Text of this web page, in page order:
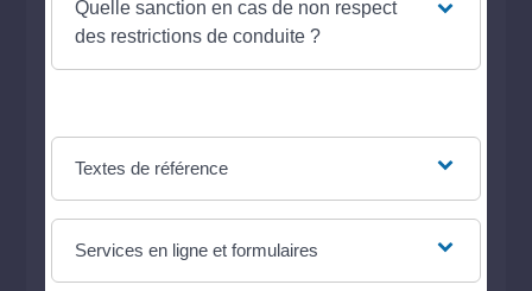
Quelle sanction en cas de non respect
des restrictions de conduite ?
Textes de référence
Services en ligne et formulaires